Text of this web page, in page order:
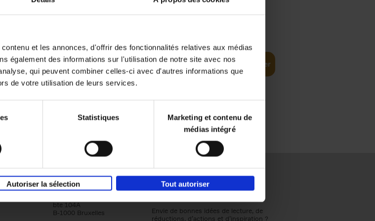
et les annonces, d'offrir des fonctionnalités relatives aux médias
également des informations sur l'utilisation de notre site avec nos
qui peuvent combiner celles-ci avec d'autres informations que
de votre utilisation de leurs services.
Statistiques
Marketing et contenu de
médias intégré
Autoriser la sélection Tout autoriser
culture
Steven Van Belleghem
Couverture souple
Ajouter au panier
nous?
Éditions Racine
Tour & Taxis
bte 104A
B-1000 Bruxelles
Envie de bonnes idées de lecture, de
réductions, d’actions et d’inspiration ?